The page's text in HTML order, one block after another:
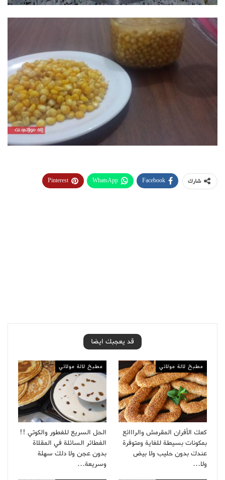
شارك Facebook
WhatsApp
Pinterest
قد يعجبك ايضا
مطبخ لالة مولاتي
كعك الأفران المقرمش والرااائع
بمكونات بسيطة للغاية ومتوفرة
عندك بدون حليب ولا بيض
ولا…
مطبخ لالة مولاتي
الحل السريع للفطور والكوتي !!
الفطائر السائلة في المقلاة
بدون عجن ولا دلك سهلة
وسريعة…